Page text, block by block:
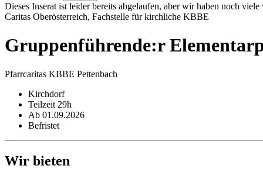
Dieses Inserat ist leider bereits abgelaufen, aber wir haben noch viele
Caritas Oberösterreich, Fachstelle für kirchliche KBBE
Gruppen­führende:r
Pfarrcaritas KBBE Pettenbach
Kirchdorf
Teilzeit 29h
Ab 01.09.2026
Befristet
Wir bieten